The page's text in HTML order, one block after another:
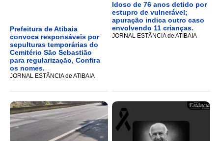
Prefeitura de Atibaia
convoca responsáveis por
sepulturas temporárias do
Cemitério São Sebastião
para regularização, Confira
os nomes.
JORNAL ESTÂNCIA de ATIBAIA
Idoso de 76 anos detido por
estupro de vulnerável;
apuração indica outro caso
envolvendo 11 crianças.
JORNAL ESTÂNCIA de ATIBAIA